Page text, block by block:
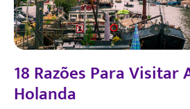
18 Razões Para Visitar
Holanda